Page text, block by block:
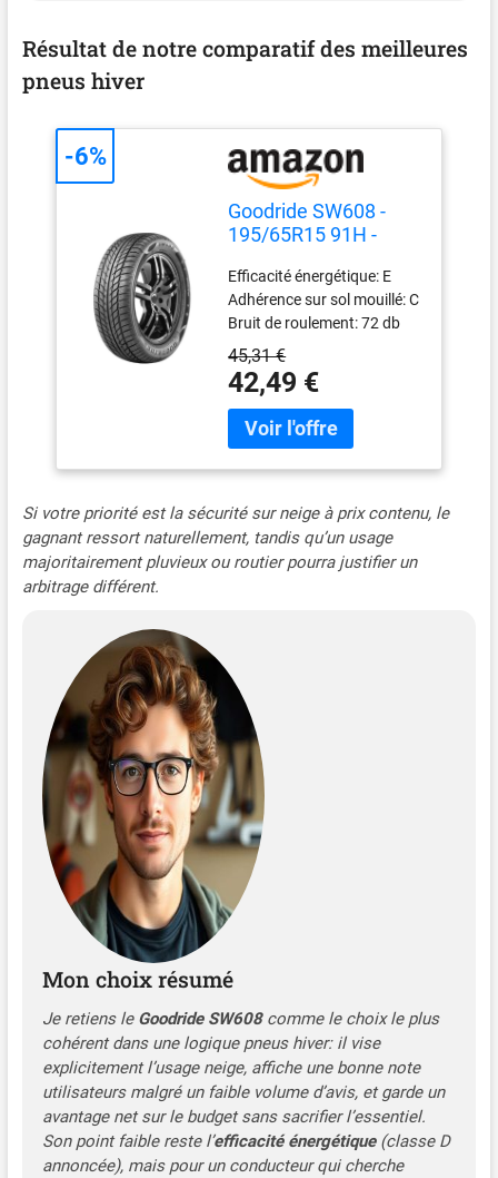
Résultat de notre comparatif des meilleures
pneus hiver
Goodride SW608 -
195/65R15 91H -
Efficacité énergétique: E
Adhérence sur sol mouillé: C
Bruit de roulement: 72 db
45,31 €
42,49 €
-6%
Si votre priorité est la sécurité sur neige à prix contenu, le
gagnant ressort naturellement, tandis qu’un usage
majoritairement pluvieux ou routier pourra justifier un
arbitrage différent.
Mon choix résumé
Je retiens le Goodride SW608comme le choix le plus
cohérent dans une logique pneus hiver: il vise
explicitement l’usage neige, affiche une bonne note
utilisateurs malgré un faible volume d’avis, et garde un
avantage net sur le budget sans sacrifier l’essentiel.
Son point faible reste l’efficacité énergétique(classe D
annoncée), mais pour un conducteur qui cherche